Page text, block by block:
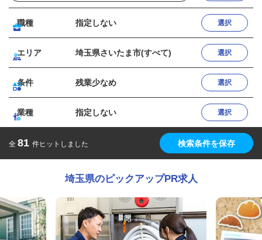
職種 指定しない 選択
エリア 埼玉県さいたま市(すべて) 選択
条件 残業少なめ 選択
業種 指定しない 選択
全 81 件ヒットしました 検索条件を保存
埼玉県のピックアップPR求人